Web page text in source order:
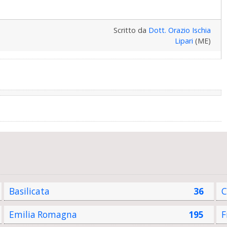
Scritto da Dott. Orazio Ischia
Lipari (ME)
Basilicata 36
Emilia Romagna
195